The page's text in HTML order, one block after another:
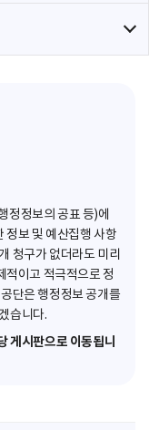
정정보의 공표 등)에
정보 및 예산집행 사항
청구가 없더라도 미리
적이고 적극적으로 정
단은 행정정보 공개를
습니다.
게시판으로 이동됩니